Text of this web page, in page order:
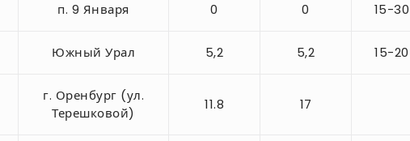
п. 9 Января 0 0 15-30
Южный Урал 5,2 5,2 15-20
г. Оренбург (ул.
Терешковой)
11.8 17